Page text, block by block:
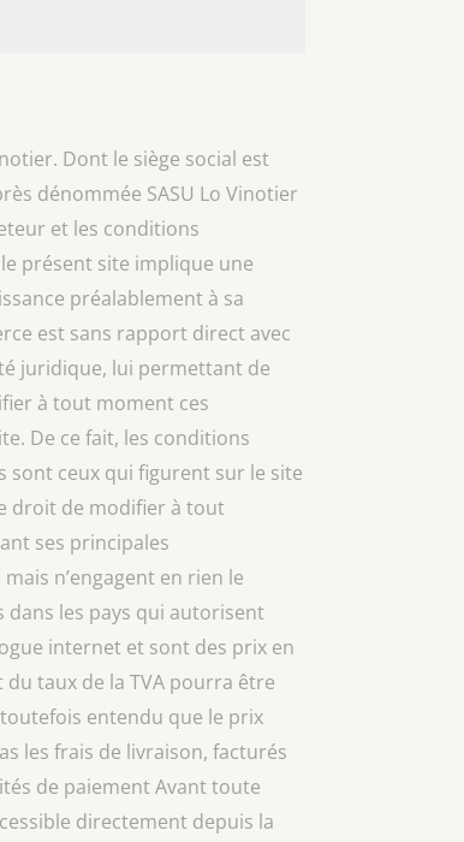
Dont le siège social est
dénommée SASU Lo Vinotier
et les conditions
présent site implique une
préalablement à sa
est sans rapport direct avec
juridique, lui permettant de
à tout moment ces
De ce fait, les conditions
sont ceux qui figurent sur le site
droit de modifier à tout
ses principales
n’engagent en rien le
dans les pays qui autorisent
internet et sont des prix en
taux de la TVA pourra être
entendu que le prix
les frais de livraison, facturés
de paiement Avant toute
directement depuis la